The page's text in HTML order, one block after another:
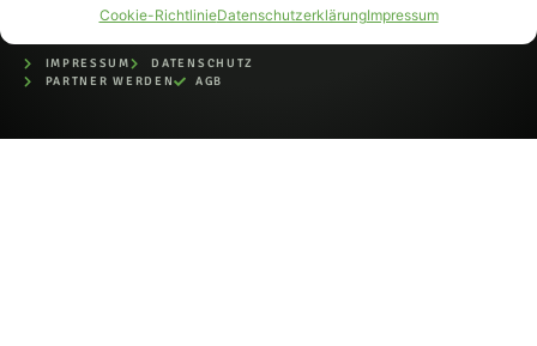
Cookie-RichtlinieDatenschutzerklärungImpressum
IMPRESSUM
DATENSCHUTZ
PARTNER WERDEN
AGB